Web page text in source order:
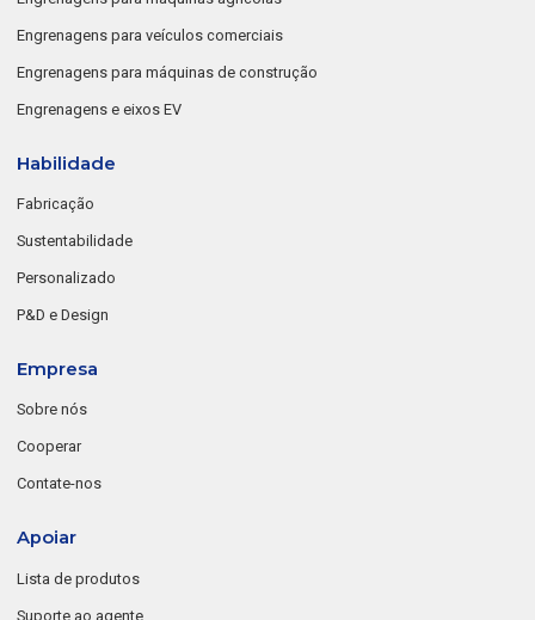
Engrenagens para veículos comerciais
Engrenagens para máquinas de construção
Engrenagens e eixos EV
Habilidade
Fabricação
Sustentabilidade
Personalizado
P&D e Design
Empresa
Sobre nós
Cooperar
Contate-nos
Apoiar
Lista de produtos
Suporte ao agente